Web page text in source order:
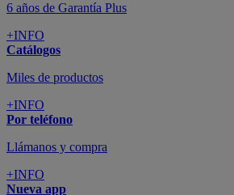
6 años de Garantía Plus
+INFO
Catálogos
Miles de productos
+INFO
Por teléfono
Llámanos y compra
+INFO
Nueva app